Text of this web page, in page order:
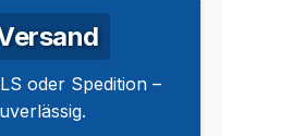
oder Spedition –